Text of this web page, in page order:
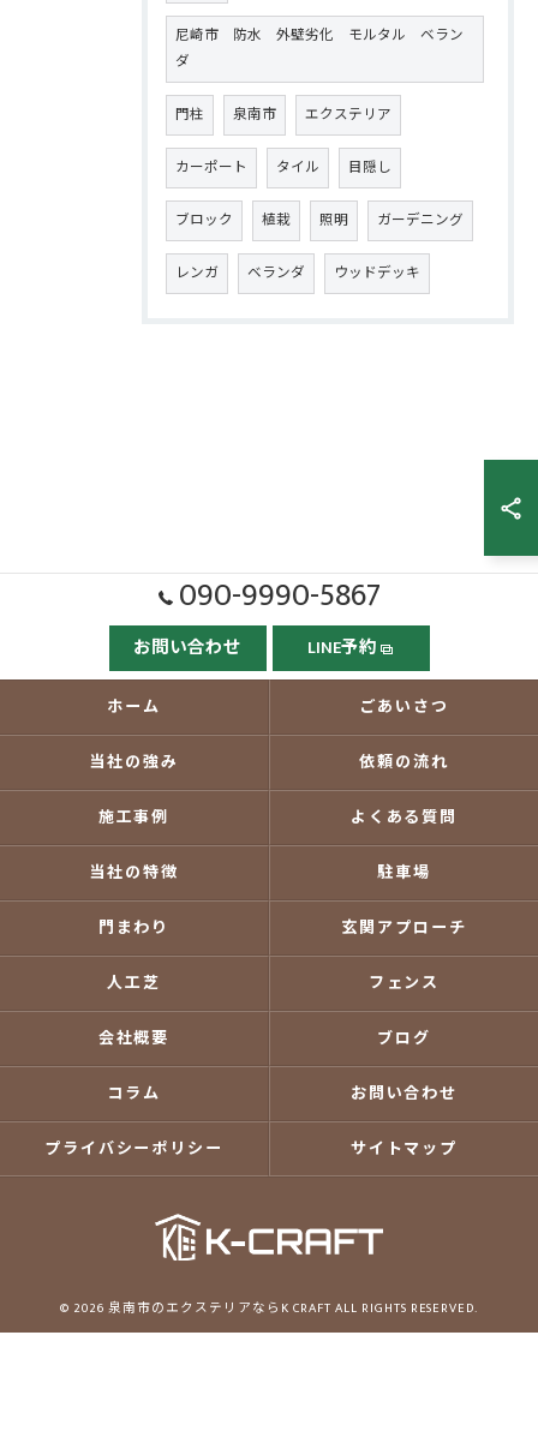
尼崎市 防水 外壁劣化 モルタル ベラン
ダ
門柱 泉南市 エクステリア
カーポート タイル 目隠し
ブロック 植栽 照明 ガーデニング
レンガ ベランダ ウッドデッキ
090-9990-5867
お問い合わせ LINE予約
ホーム ごあいさつ
当社の強み 依頼の流れ
施工事例 よくある質問
当社の特徴 駐車場
門まわり 玄関アプローチ
人工芝 フェンス
会社概要 ブログ
コラム お問い合わせ
プライバシーポリシー サイトマップ
© 2026 泉南市のエクステリアならK CRAFT ALL RIGHTS RESERVED.